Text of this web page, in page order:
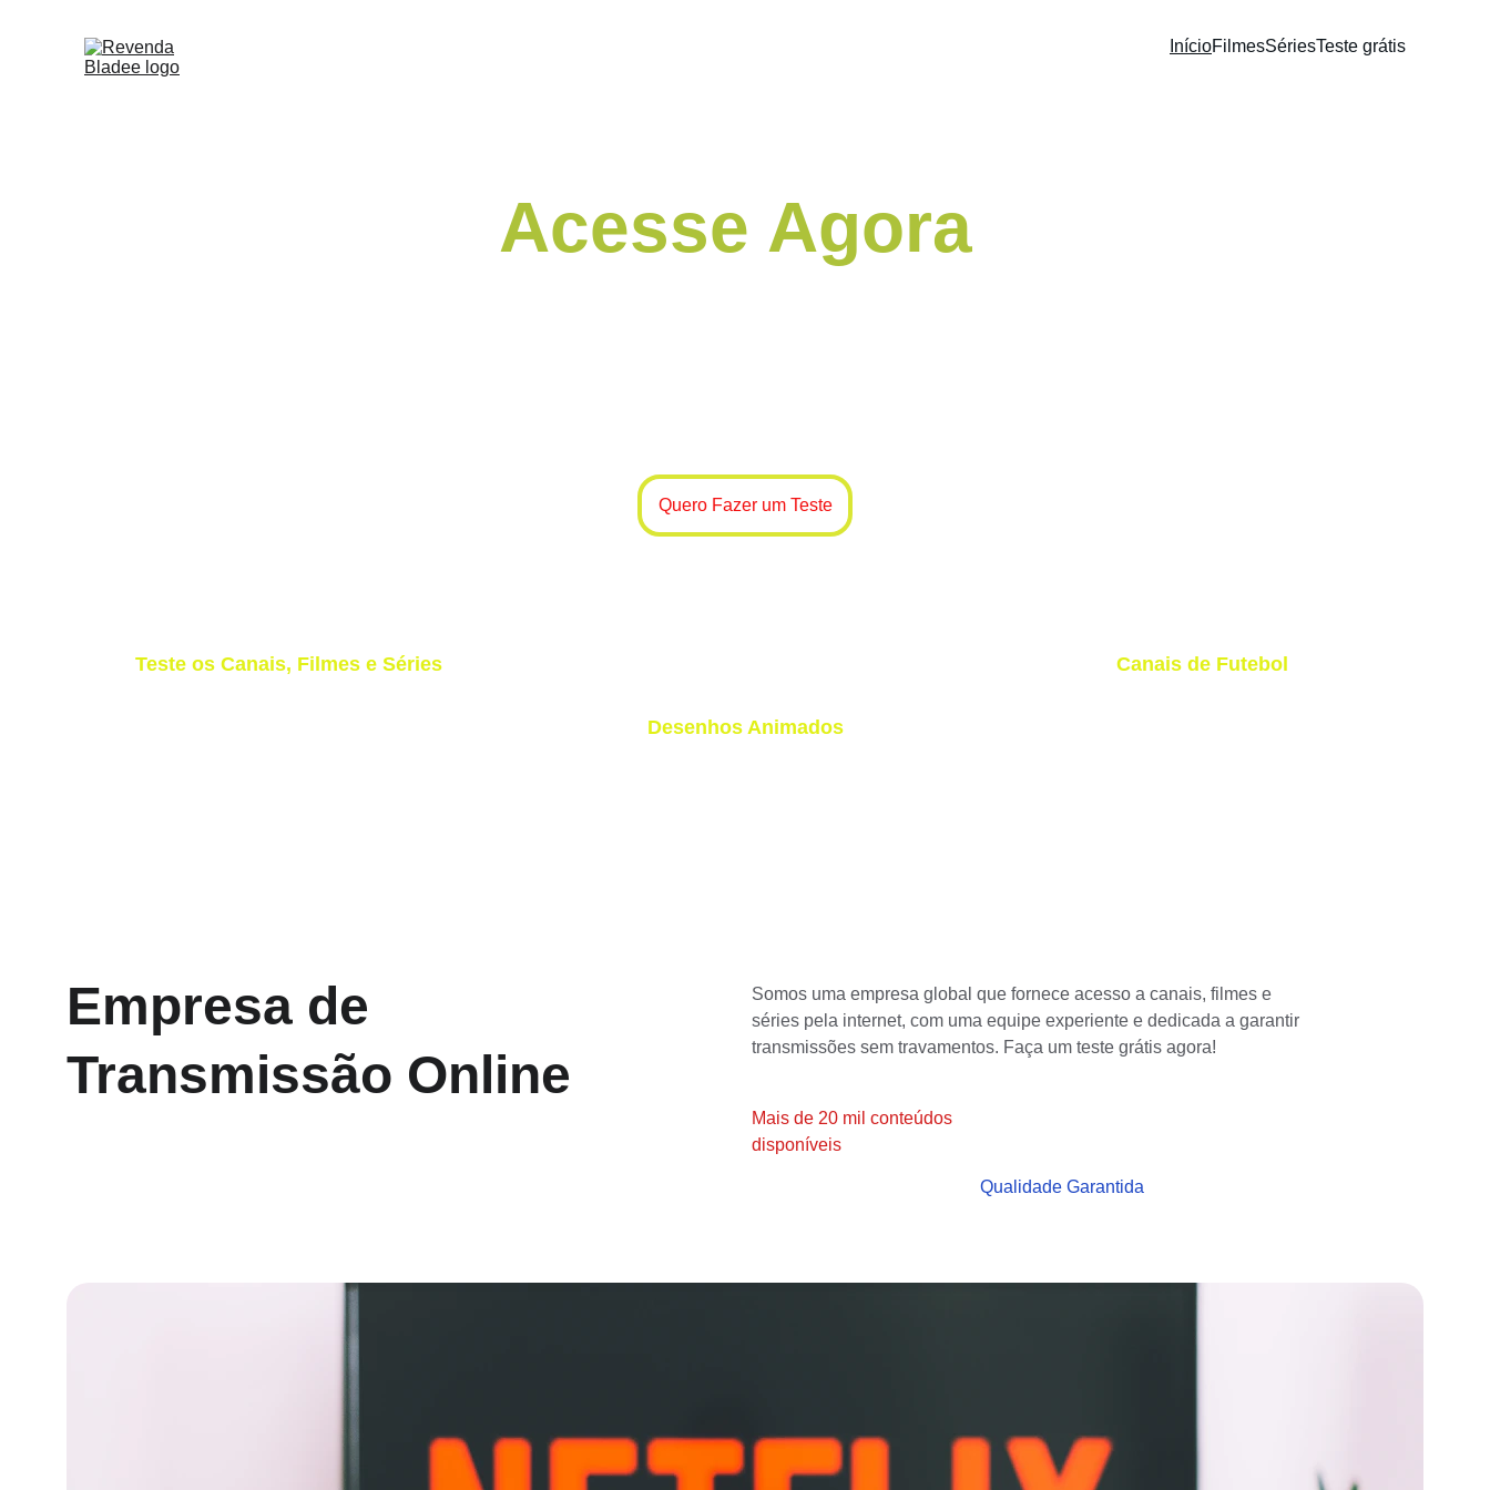
InícioFilmesSériesTeste grátis
Acesse Agora
Quero Fazer um Teste
Teste os Canais, Filmes e Séries
Desenhos Animados
Canais de Futebol
Empresa de
Transmissão Online
Somos uma empresa global que fornece acesso a canais, filmes e
séries pela internet, com uma equipe experiente e dedicada a garantir
transmissões sem travamentos. Faça um teste grátis agora!
Mais de 20 mil conteúdos
disponíveis
Qualidade Garantida